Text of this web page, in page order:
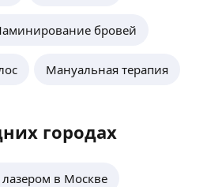
бровей
Мануальная терапия
городах
в Москве